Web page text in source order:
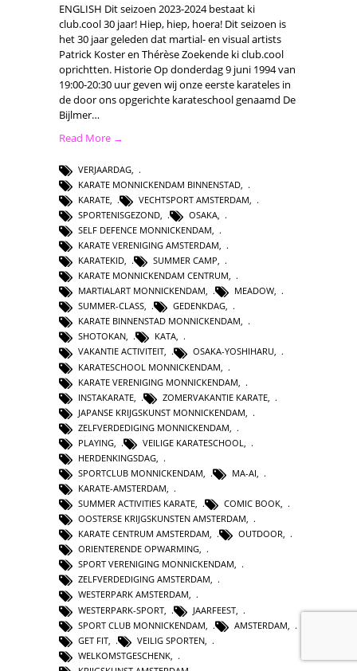
ENGLISH Dit seizoen 2023-2024 bestaat ki
club.cool 30 jaar! Hiep, hiep, hoera! Dit seizoen is
het 30 jaar geleden dat martial- en visual artists
Patrick Koster en Thérèse Zoekende ki club.cool
oprichtten. Historie Op donderdag 9 juni 1994 van
19:00-20:30 uur geven wij onze eerste karateles in
de door ons opgerichte karateschool genaamd De
Bijlmer…
Read More →
VERJAARDAG
KARATE MONNICKENDAM BINNENSTAD
KARATE
VECHTSPORT AMSTERDAM
SPORTENISGEZOND
OSAKA
SELF DEFENCE MONNICKENDAM
KARATE VERENIGING AMSTERDAM,
KARATEKID, SUMMER CAMP,
KARATE MONNICKENDAM CENTRUM,
MARTIALART MONNICKENDAM, MEADOW,
SUMMER-CLASS, GEDENKDAG,
KARATE BINNENSTAD MONNICKENDAM,
SHOTOKAN, KATA,
VAKANTIE ACTIVITEIT, OSAKA-YOSHIHARU,
KARATESCHOOL MONNICKENDAM
KARATE VERENIGING MONNICKENDAM
INSTAKARATE
ZOMERVAKANTIE KARATE
JAPANSE KRIJGSKUNST MONNICKENDAM
ZELFVERDEDIGING MONNICKENDAM
PLAYING
VEILIGE KARATESCHOOL
HERDENKINGSDAG
SPORTCLUB MONNICKENDAM
MA-AI
KARATE-AMSTERDAM,
SUMMER ACTIVITIES KARATE, COMIC BOOK,
OOSTERSE KRIJGSKUNSTEN AMSTERDAM,
KARATE CENTRUM AMSTERDAM, OUTDOOR,
ORIENTERENDE OPWARMING,
SPORT VERENIGING MONNICKENDAM,
ZELFVERDEDIGING AMSTERDAM,
WESTERPARK AMSTERDAM,
WESTERPARK-SPORT
JAARFEEST
SPORT CLUB MONNICKENDAM
AMSTERDAM
GET FIT
VEILIG SPORTEN
WELKOMSTGESCHENK